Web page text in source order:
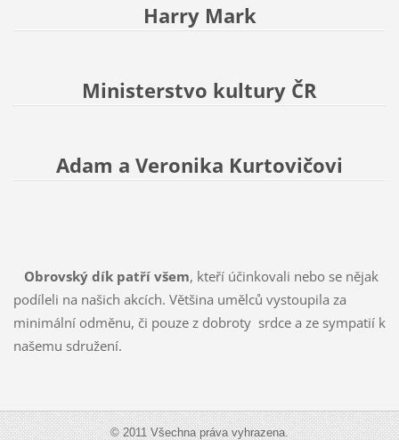
Harry Mark
Ministerstvo kultury ČR
Adam a Veronika Kurtovičovi
Obrovský dík patří všem, kteří účinkovali nebo se nějak
podíleli na našich akcích. Většina umělců vystoupila za
minimální odměnu, či pouze z dobroty srdce a ze sympatií k
našemu sdružení.
© 2011 Všechna práva vyhrazena.